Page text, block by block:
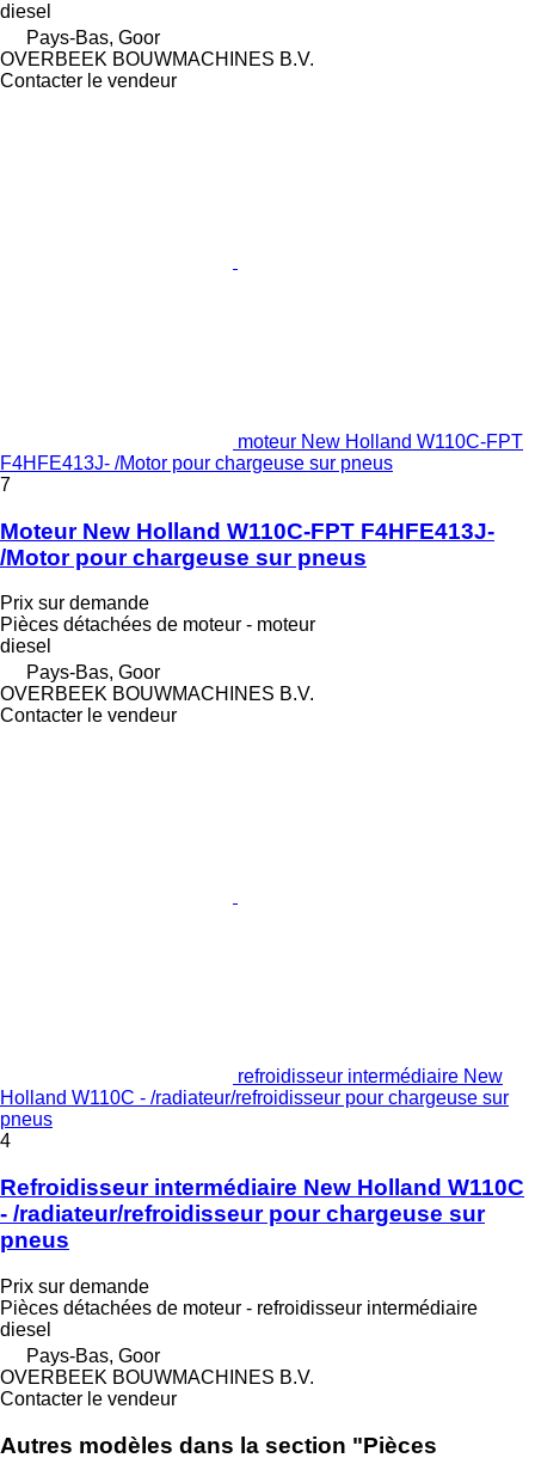
diesel
Pays-Bas, Goor
OVERBEEK BOUWMACHINES B.V.
Contacter le vendeur
moteur New Holland W110C-FPT
F4HFE413J- /Motor pour chargeuse sur pneus
7
Moteur New Holland W110C-FPT F4HFE413J-
/Motor pour chargeuse sur pneus
Prix sur demande
Pièces détachées de moteur - moteur
diesel
Pays-Bas, Goor
OVERBEEK BOUWMACHINES B.V.
Contacter le vendeur
refroidisseur intermédiaire New
Holland W110C - /radiateur/refroidisseur pour chargeuse sur
pneus
4
Refroidisseur intermédiaire New Holland W110C
- /radiateur/refroidisseur pour chargeuse sur
pneus
Prix sur demande
Pièces détachées de moteur - refroidisseur intermédiaire
diesel
Pays-Bas, Goor
OVERBEEK BOUWMACHINES B.V.
Contacter le vendeur
Autres modèles dans la section "Pièces